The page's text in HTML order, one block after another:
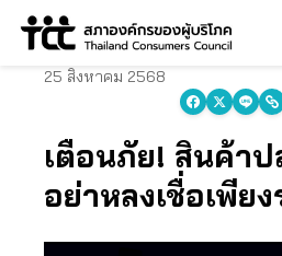
Skip
25 สิงหาคม 2568
เตือนภัย! สินค้าป
อย่าหลงเชื่อเพีย